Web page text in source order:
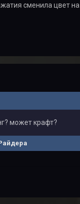
сменила цвет
может крафт?